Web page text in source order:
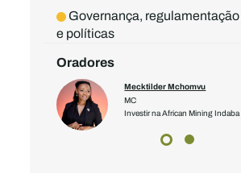
Governança, regulamentação
e políticas
Oradores
Mecktilder Mchomvu
MC
Investir na African Mining Indaba